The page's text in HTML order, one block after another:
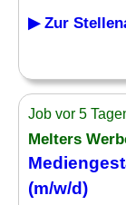
▶ Zur
Job vor 5
Melters
(m/w/d)